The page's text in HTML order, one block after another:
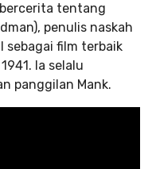
tentang
penulis naskah
sebagai film terbaik
Ia selalu
panggilan Mank.